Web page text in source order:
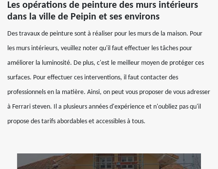
Les opérations de peinture des murs intérieurs
dans la ville de Peipin et ses environs
Des travaux de peinture sont à réaliser pour les murs de la maison. Pour
les murs intérieurs, veuillez noter qu'il faut effectuer les tâches pour
améliorer la luminosité. De plus, c'est le meilleur moyen de protéger ces
surfaces. Pour effectuer ces interventions, il faut contacter des
professionnels en la matière. Ainsi, on peut vous proposer de vous adresser
à Ferrari steven. Il a plusieurs années d'expérience et n'oubliez pas qu'il
propose des tarifs abordables et accessibles à tous.